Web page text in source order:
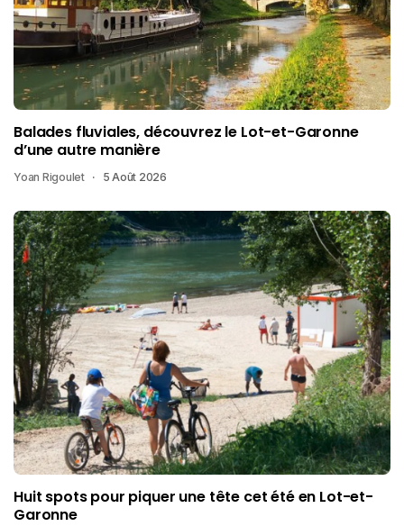
Balades fluviales, découvrez le Lot-et-Garonne
d’une autre manière
Yoan Rigoulet 5 Août 2026
Huit spots pour piquer une tête cet été en Lot-et-
Garonne